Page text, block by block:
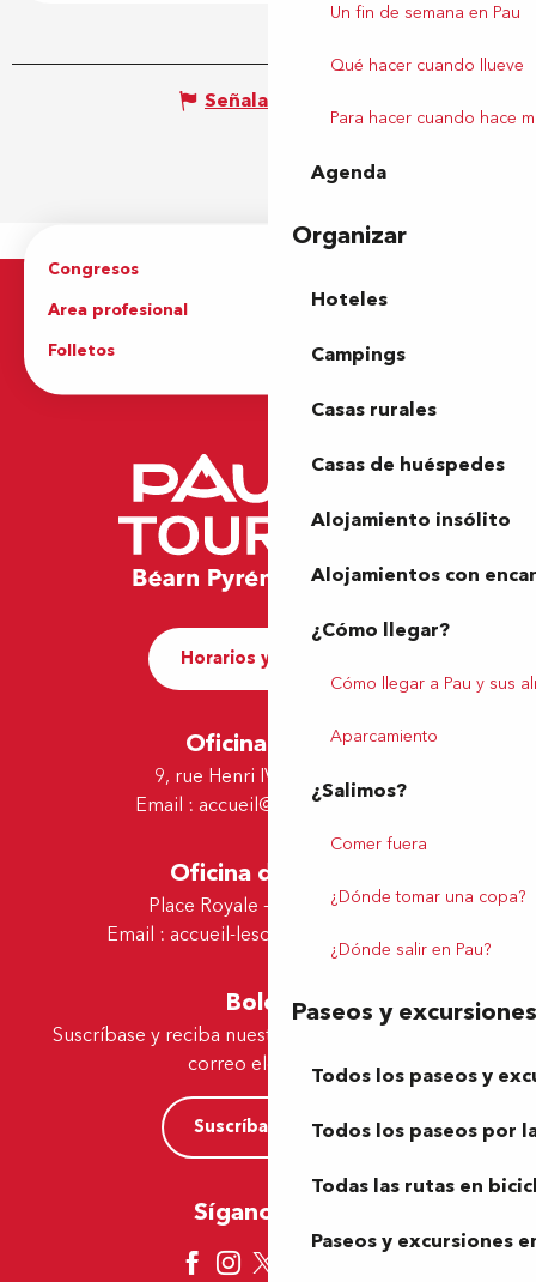
Un fin de semana en Pau
Qué hacer cuando llueve
Para hacer cuando hace
Agenda
Organizar
Hoteles
Campings
Casas rurales
Casas de huéspedes
Alojamiento insólito
Alojamientos con
¿Cómo llegar?
Cómo llegar a Pau y sus
Aparcamiento
¿Salimos?
Comer fuera
¿Dónde tomar una copa?
¿Dónde salir en Pau?
Paseos y excursiones
Todos los paseos y
Todos los paseos por
Todas las rutas en
Paseos y excursiones
Señalar un error
Congresos
Area profesional
Prensa
Folletos
Oficina de Turismo
Horarios y contacto
Oficina de Pau
9, rue Henri IV - 64000 Pau
Email : accueil@tourismepau.fr
Oficina de Lescar
Place Royale - 64230 Lescar
Email : accueil-lescar@tourismepau.fr
Boletín
Suscríbase y reciba nuestras ofertas y noticias por
correo electrónico
Suscríbase ahora
Síganos aquí